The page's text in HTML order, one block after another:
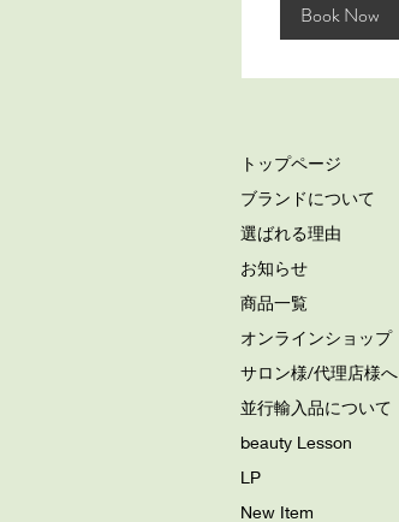
Book Now
トップページ
ブランドについて
選ばれる理由
お知らせ
商品一覧
オンラインショップ
サロン様/代理店様へ
並行輸入品について
beauty Lesson
LP
New Item